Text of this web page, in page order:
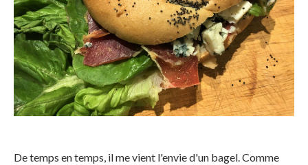
De temps en temps, il me vient l'envie d'un bagel. Comme